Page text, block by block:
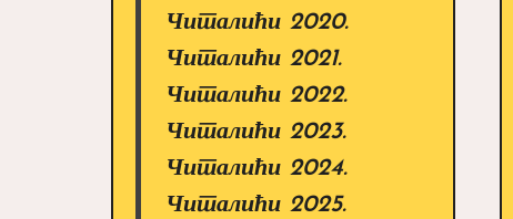
Читалићи 2020.
Читалићи 2021.
Читалићи 2022.
Читалићи 2023.
Читалићи 2024.
Читалићи 2025.